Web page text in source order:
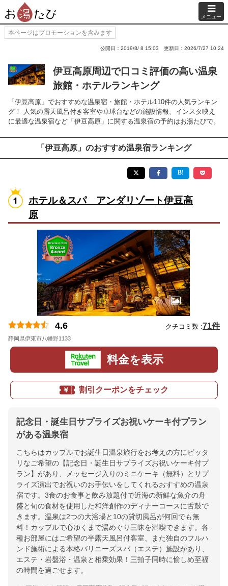
メニュー
本ページはプロモーションを含みます
公開日：2019/8/ 8 15:03 更新日：2026/7/27 10:24
伊豆高原周辺で口コミ評価の高い温泉
旅館・ホテルランキング
「伊豆高原」でおすすめな温泉宿・旅館・ホテル110件の人気ランキン
グ！ 人気の露天風呂付き客室や卓球台などの施設情報、インスタ映え
に最適な温泉宿など「伊豆高原」に関する温泉宿の予約はお湯たびで。
「伊豆高原」のおすすめ温泉宿ランキング
ホテル＆スパ アンダリゾート伊豆高
原
4.6 クチコミ数 :71件
静岡県伊東市八幡野1133
料金を表示
割引クーポンをチェック
記念日・誕生日サプライズお祝いケーキ付プラン
がある温泉宿
こちらはカップルでお誕生日温泉旅行をお考えの方にピッタ
リなご希望の【記念日・誕生日サプライズお祝いケーキ付プ
ラン】があり、メッセージ入りのミニケーキ（無料）とサプ
ライズ演出でお祝いのお手伝いをしてくれるおすすめの温泉
宿です。3食のお食事と飲み放題付で近海の新鮮な魚介の舟
盛と旬の食材を使用した和洋創作のディナーコースに舌鼓で
きます。温泉は2つの大浴場と10の貸切風呂が何回でも無
料！カップルで心ゆくまで湯めぐり三昧を満喫できます。各
種お部屋にはご希望の半露天風呂付客室、また独自のフルハ
ンド施術による本格バリニーズスパ（エステ）施設があり、
エステ・岩盤浴・温泉と相乗効果！三拍子同時に愉しめ至福
の時間を過ごせます。